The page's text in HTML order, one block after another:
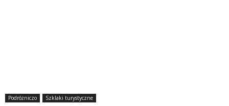
Podróżniczo Szklaki turystyczne